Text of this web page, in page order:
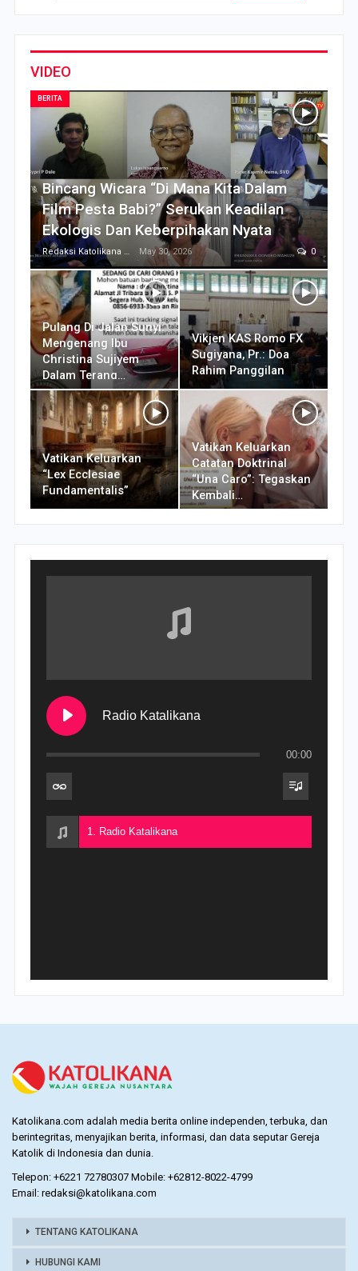
VIDEO
BERITA
Bincang Wicara “Di Mana Kita Dalam
Film Pesta Babi?” Serukan Keadilan
Ekologis Dan Keberpihakan Nyata
Redaksi Katolikana May 30, 2026 0
Pulang Di Jalan Sunyi:
Mengenang Ibu
Christina Sujiyem
Dalam Terang…
Vikjen KAS Romo FX
Sugiyana, Pr.: Doa
Rahim Panggilan
Vatikan Keluarkan
“Lex Ecclesiae
Fundamentalis”
Vatikan Keluarkan
Catatan Doktrinal
“Una Caro”: Tegaskan
Kembali…
Radio Katalikana
00:00
1. Radio Katalikana
Katolikana.com adalah media berita online independen, terbuka, dan
berintegritas, menyajikan berita, informasi, dan data seputar Gereja
Katolik di Indonesia dan dunia.
Telepon: +6221 72780307 Mobile: +62812-8022-4799
Email: redaksi@katolikana.com
TENTANG KATOLIKANA
HUBUNGI KAMI